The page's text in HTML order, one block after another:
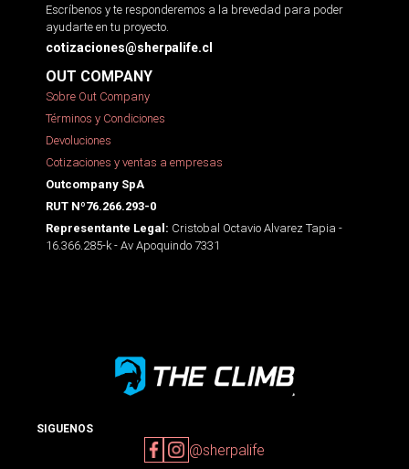
Escríbenos y te responderemos a la brevedad para poder
ayudarte en tu proyecto.
cotizaciones@sherpalife.cl
OUT COMPANY
Sobre Out Company
Términos y Condiciones
Devoluciones
Cotizaciones y ventas a empresas
Outcompany SpA
RUT Nº76.266.293-0
Representante Legal: Cristobal Octavio Alvarez Tapia -
16.366.285-k - Av Apoquindo 7331
SIGUENOS
@sherpalife